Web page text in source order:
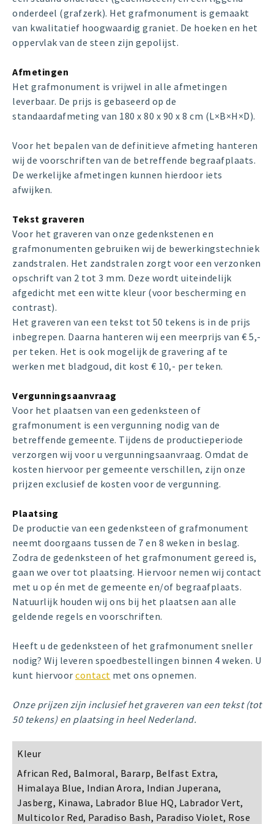
onderdeel (grafzerk). Het grafmonument is gemaakt
van kwalitatief hoogwaardig graniet. De hoeken en het
oppervlak van de steen zijn gepolijst.
Afmetingen
Het grafmonument is vrijwel in alle afmetingen
leverbaar. De prijs is gebaseerd op de
standaardafmeting van 180 x 80 x 90 x 8 cm (L×B×H×D).
Voor het bepalen van de definitieve afmeting hanteren
wij de voorschriften van de betreffende begraafplaats.
De werkelijke afmetingen kunnen hierdoor iets
afwijken.
Tekst graveren
Voor het graveren van onze gedenkstenen en
grafmonumenten gebruiken wij de bewerkingstechniek
zandstralen. Het zandstralen zorgt voor een verzonken
opschrift van 2 tot 3 mm. Deze wordt uiteindelijk
afgedicht met een witte kleur (voor bescherming en
contrast).
Het graveren van een tekst tot 50 tekens is in de prijs
inbegrepen. Daarna hanteren wij een meerprijs van € 5,-
per teken. Het is ook mogelijk de gravering af te
werken met bladgoud, dit kost € 10,- per teken.
Vergunningsaanvraag
Voor het plaatsen van een gedenksteen of
grafmonument is een vergunning nodig van de
betreffende gemeente. Tijdens de productieperiode
verzorgen wij voor u vergunningsaanvraag. Omdat de
kosten hiervoor per gemeente verschillen, zijn onze
prijzen exclusief de kosten voor de vergunning.
Plaatsing
De productie van een gedenksteen of grafmonument
neemt doorgaans tussen de 7 en 8 weken in beslag.
Zodra de gedenksteen of het grafmonument gereed is,
gaan we over tot plaatsing. Hiervoor nemen wij contact
met u op én met de gemeente en/of begraafplaats.
Natuurlijk houden wij ons bij het plaatsen aan alle
geldende regels en voorschriften.
Heeft u de gedenksteen of het grafmonument sneller
nodig? Wij leveren spoedbestellingen binnen 4 weken. U
kunt hiervoor contact met ons opnemen.
Onze prijzen zijn inclusief het graveren van een tekst (tot
50 tekens) en plaatsing in heel Nederland.
Kleur
African Red, Balmoral, Bararp, Belfast Extra,
Himalaya Blue, Indian Arora, Indian Juperana,
Jasberg, Kinawa, Labrador Blue HQ, Labrador Vert,
Multicolor Red, Paradiso Bash, Paradiso Violet, Rose